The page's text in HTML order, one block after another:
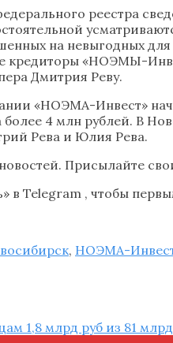
реестра
на невыгодных
кредиторы «НОЭМЫ-
Дмитрия Реву.
«НОЭМА-Инвест»
4 млн рублей. В
Рева и Юлия Рева.
Присылайте
Telegram , чтобы
, НОЭМА-